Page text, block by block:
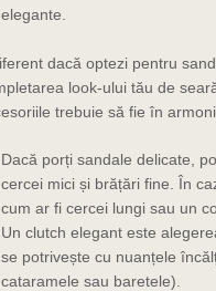
elegante.
dacă optezi pentru
look-ului tău de
trebuie să fie în
Dacă porți sandale delicate,
cercei mici și brățări fine. În
cum ar fi cercei lungi sau un
Un clutch elegant este
se potrivește cu nuanțele
cataramele sau baretele).